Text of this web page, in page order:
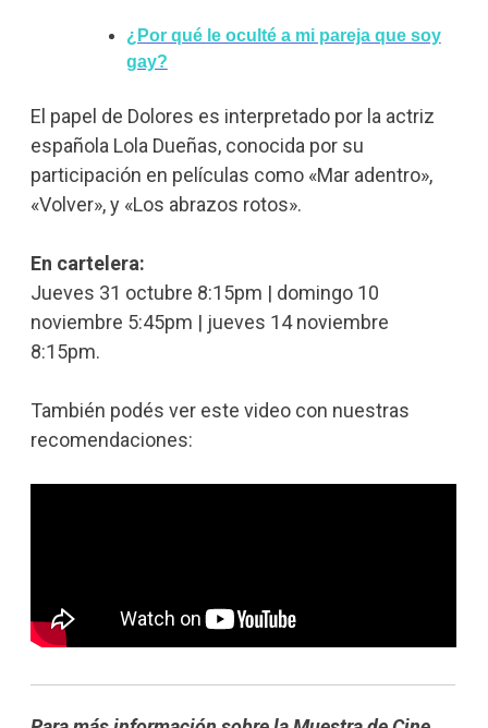
¿Por qué le oculté a mi pareja que soy
gay?
El papel de Dolores es interpretado por la actriz
española Lola Dueñas, conocida por su
participación en películas como «Mar adentro»,
«Volver», y «Los abrazos rotos».
En cartelera:
Jueves 31 octubre 8:15pm | domingo 10
noviembre 5:45pm | jueves 14 noviembre
8:15pm.
También podés ver este video con nuestras
recomendaciones: